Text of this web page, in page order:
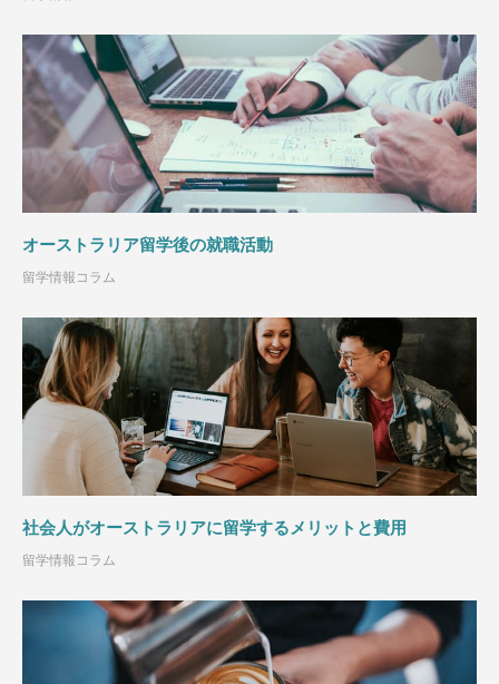
オーストラリア留学後の就職活動
留学情報コラム
社会人がオーストラリアに留学するメリットと費用
留学情報コラム